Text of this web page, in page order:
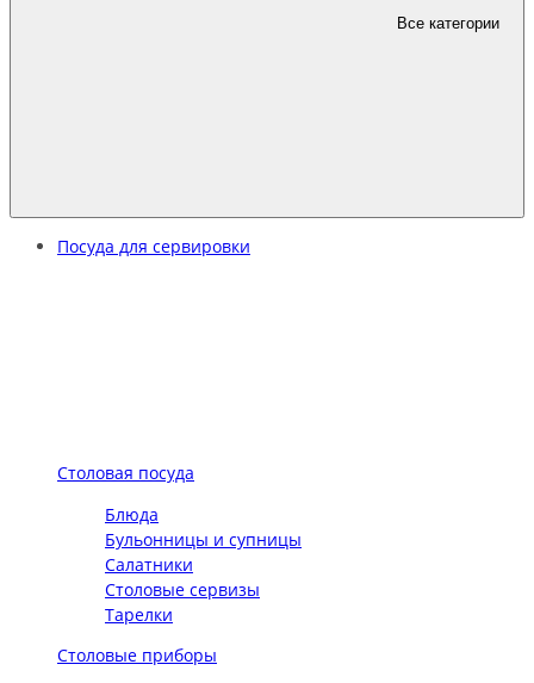
Все категории
Посуда для сервировки
Столовая посуда
Блюда
Бульонницы и супницы
Салатники
Столовые сервизы
Тарелки
Столовые приборы